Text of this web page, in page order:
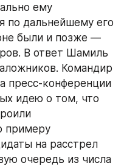
ему
по дальнейшему его
были и позже —
В ответ Шамиль
Командир
пресс-конференции
идею о том, что
примеру
на расстрел
очередь из числа